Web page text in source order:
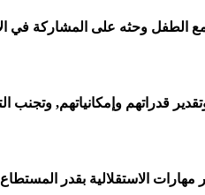
الطفل وحثه على المشاركة في
قدراتهم وإمكانياتهم,
الاستقلالية بقدر